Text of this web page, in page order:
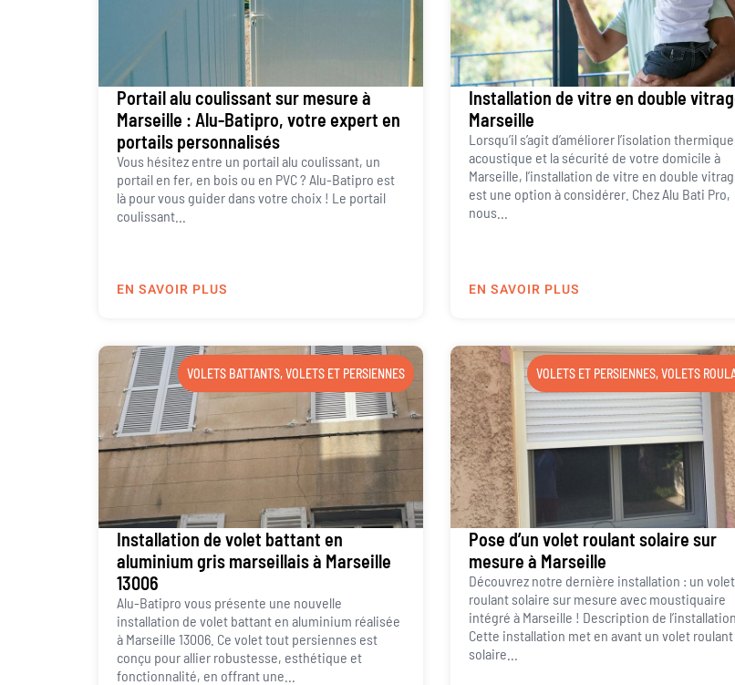
Portail alu coulissant sur mesure à
Marseille : Alu-Batipro, votre expert en
portails personnalisés
Vous hésitez entre un portail alu coulissant, un
portail en fer, en bois ou en PVC ? Alu-Batipro est
là pour vous guider dans votre choix ! Le portail
coulissant...
EN SAVOIR PLUS
Installation de vitre en double
Marseille
Lorsqu’il s’agit d’améliorer l’isolation
acoustique et la sécurité de votre domicile à
Marseille, l’installation de vitre en double
est une option à considérer. Chez Alu Bati Pro,
nous...
EN SAVOIR PLUS
VOLETS BATTANTS,VOLETS ET PERSIENNES
Installation de volet battant en
aluminium gris marseillais à Marseille
13006
Alu-Batipro vous présente une nouvelle
installation de volet battant en aluminium réalisée
à Marseille 13006. Ce volet tout persiennes est
conçu pour allier robustesse, esthétique et
fonctionnalité, en offrant une...
VOLETS ET PERSIENNES,VOLETS
Pose d’un volet roulant solaire sur
mesure à Marseille
Découvrez notre dernière installation : un volet
roulant solaire sur mesure avec moustiquaire
intégré à Marseille ! Description de
Cette installation met en avant un volet roulant
solaire...